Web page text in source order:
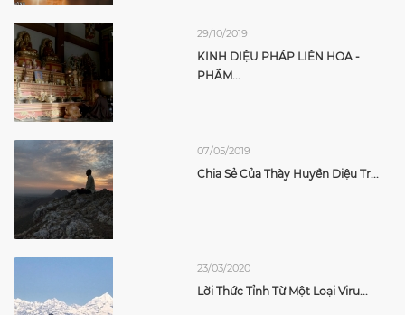
29/10/2019
KINH DIỆU PHÁP LIÊN HOA -
PHẨM...
07/05/2019
Chia Sẻ Của Thày Huyền Diệu Tr...
23/03/2020
Lời Thức Tỉnh Từ Một Loại Viru...